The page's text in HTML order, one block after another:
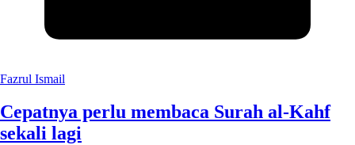
Fazrul Ismail
Cepatnya perlu membaca Surah al-Kahf
sekali lagi